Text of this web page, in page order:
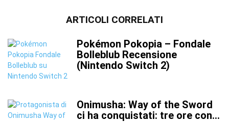
ARTICOLI CORRELATI
Pokémon Pokopia – Fondale
Bolleblub Recensione
(Nintendo Switch 2)
Onimusha: Way of the Sword
ci ha conquistati: tre ore con...